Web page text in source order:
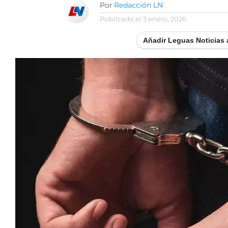
Por Redacción LN
Publicado el 3 enero, 2026
Añadir Leguas Noticias